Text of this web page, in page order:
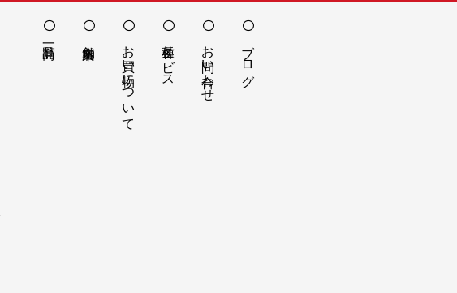
お買い物について 各種サービス お問い合わせ ブログ